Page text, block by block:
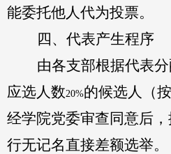
能委托他人代为投票。
四、代表产生程序
由各支部根据代表
应选人数20%的候选人（
经学院党委审查同意后
行无记名直接差额选举。